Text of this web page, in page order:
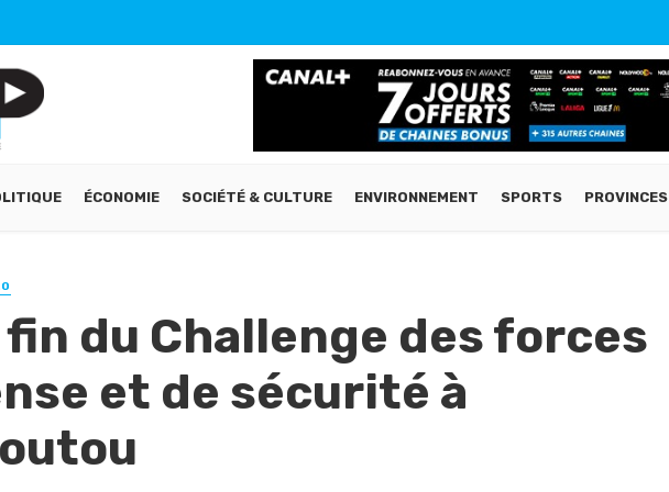
ÉCONOMIE SOCIÉTÉ & CULTURE ENVIRONNEMENT SPORTS PROVINCES
fin du Challenge des forces
et de sécurité à